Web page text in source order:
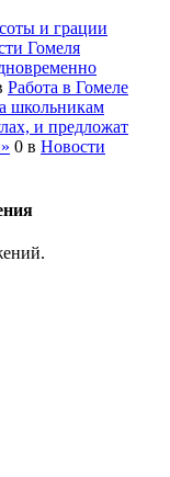
и грации
Гомеля
Работа в Гомеле
школьникам
и предложат
0 в Новости